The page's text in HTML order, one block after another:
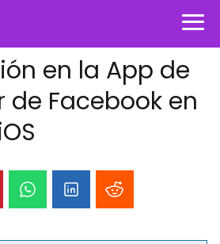
en la App de
de Facebook en